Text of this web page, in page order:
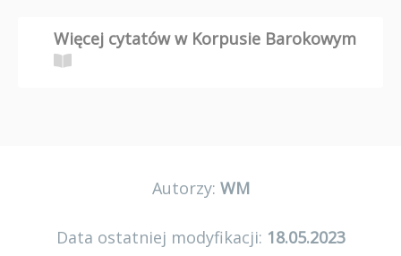
Więcej cytatów w Korpusie Barokowym
Autorzy: WM
Data ostatniej modyfikacji: 18.05.2023